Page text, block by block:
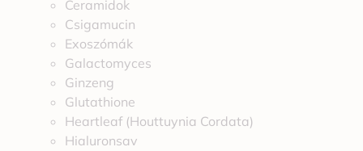
Ceramidok
Csigamucin
Exoszómák
Galactomyces
Ginzeng
Glutathione
Heartleaf (Houttuynia Cordata)
Hialuronsav